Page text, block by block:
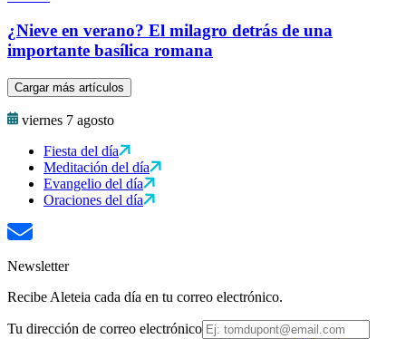
¿Nieve en verano? El milagro detrás de una
importante basílica romana
Cargar más artículos
viernes 7 agosto
Fiesta del día
Meditación del día
Evangelio del día
Oraciones del día
Newsletter
Recibe Aleteia cada día en tu correo electrónico.
Tu dirección de correo electrónico